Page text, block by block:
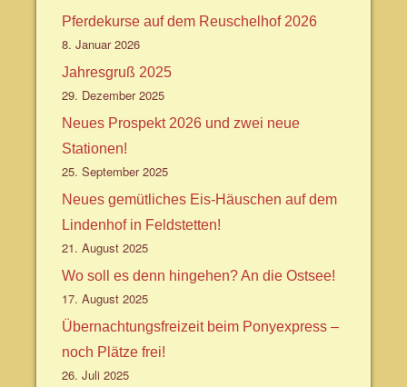
Pferdekurse auf dem Reuschelhof 2026
8. Januar 2026
Jahresgruß 2025
29. Dezember 2025
Neues Prospekt 2026 und zwei neue
Stationen!
25. September 2025
Neues gemütliches Eis-Häuschen auf dem
Lindenhof in Feldstetten!
21. August 2025
Wo soll es denn hingehen? An die Ostsee!
17. August 2025
Übernachtungsfreizeit beim Ponyexpress –
noch Plätze frei!
26. Juli 2025